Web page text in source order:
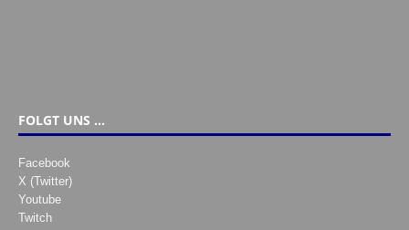
FOLGT UNS …
Facebook
X (Twitter)
Youtube
Twitch